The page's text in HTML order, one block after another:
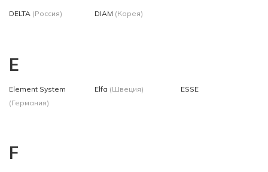
DELTA (Россия) DIAM (Корея)
E
Element System
(Германия)
Elfa (Швеция) ESSE
F